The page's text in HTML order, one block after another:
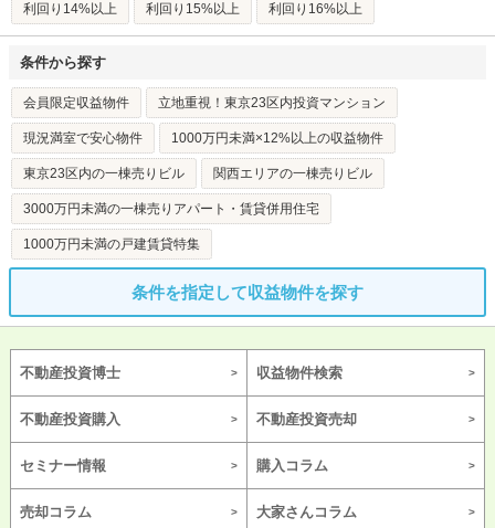
利回り14%以上 利回り15%以上 利回り16%以上
条件から探す
会員限定収益物件 立地重視！東京23区内投資マンション
現況満室で安心物件 1000万円未満×12%以上の収益物件
東京23区内の一棟売りビル 関西エリアの一棟売りビル
3000万円未満の一棟売りアパート・賃貸併用住宅
1000万円未満の戸建賃貸特集
条件を指定して収益物件を探す
不動産投資博士 収益物件検索
不動産投資購入 不動産投資売却
セミナー情報 購入コラム
売却コラム 大家さんコラム